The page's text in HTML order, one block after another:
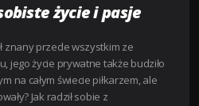
życie i pasje
znany przede wszystkim ze
jego życie prywatne także budziło
na całym świecie piłkarzem, ale
Jak radził sobie z